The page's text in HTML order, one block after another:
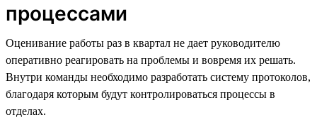
процессами
Оценивание работы раз в квартал не дает руководителю
оперативно реагировать на проблемы и вовремя их решать.
Внутри команды необходимо разработать систему протоколов,
благодаря которым будут контролироваться процессы в
отделах.